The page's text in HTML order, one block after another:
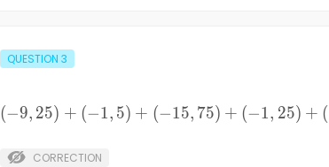
QUESTION 3
(-9,25)+
(-15,75)+
(−9, 25) + (−1, 5) + (−15, 75) + (−1, 25) + (
CORRECTION